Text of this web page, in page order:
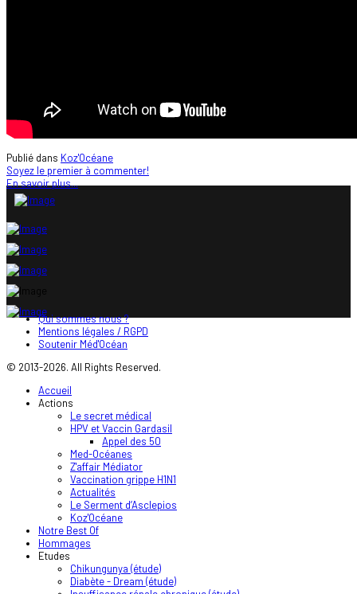
Publié dans Koz'Océane
Soyez le premier à commenter!
En savoir plus...
Qui sommes nous ?
Mentions légales / RGPD
Soutenir Méd'Océan
© 2013-2026. All Rights Reserved.
Accueil
Actions
Le secret médical
HPV et Vaccin Gardasil
Appel des 50
Med-Océanes
Z'affair Médiator
Vaccination grippe H1N1
Actualités
Le Serment d’Asclepios
Koz'Océane
Notre Best Of
Hommages
Etudes
Chikungunya (étude)
Diabète - Dream (étude)